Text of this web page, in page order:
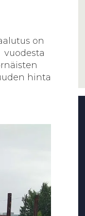
on
vuodesta
hinta